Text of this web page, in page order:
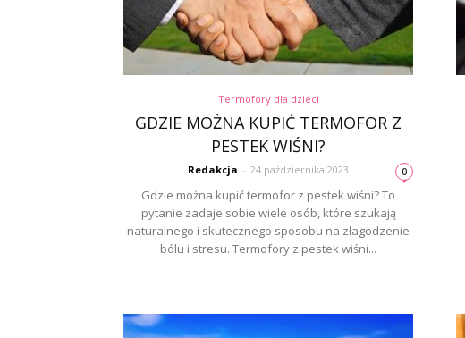
Termofory dla dzieci
GDZIE MOŻNA KUPIĆ TERMOFOR Z
PESTEK WIŚNI?
Redakcja - 24 października 2023 0
Gdzie można kupić termofor z pestek wiśni? To
pytanie zadaje sobie wiele osób, które szukają
naturalnego i skutecznego sposobu na złagodzenie
bólu i stresu. Termofory z pestek wiśni...